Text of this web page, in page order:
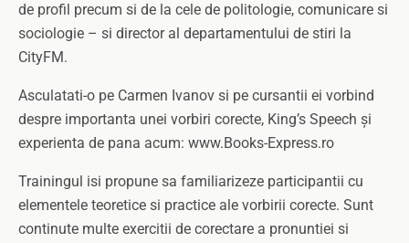
de profil precum si de la cele de politologie, comunicare si
sociologie – si director al departamentului de stiri la
CityFM.
Asculatati-o pe Carmen Ivanov si pe cursantii ei vorbind
despre importanta unei vorbiri corecte, King’s Speech și
experienta de pana acum: www.Books-Express.ro
Trainingul isi propune sa familiarizeze participantii cu
elementele teoretice si practice ale vorbirii corecte. Sunt
continute multe exercitii de corectare a pronuntiei si